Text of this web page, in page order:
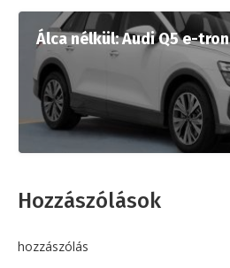
Álca nélkül: Audi Q5 e-tron
Hozzászólások
hozzászólás